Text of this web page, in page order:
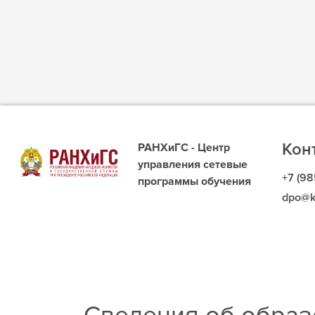
РАНХиГС - Центр
управления сетевые
программы обучения
+7